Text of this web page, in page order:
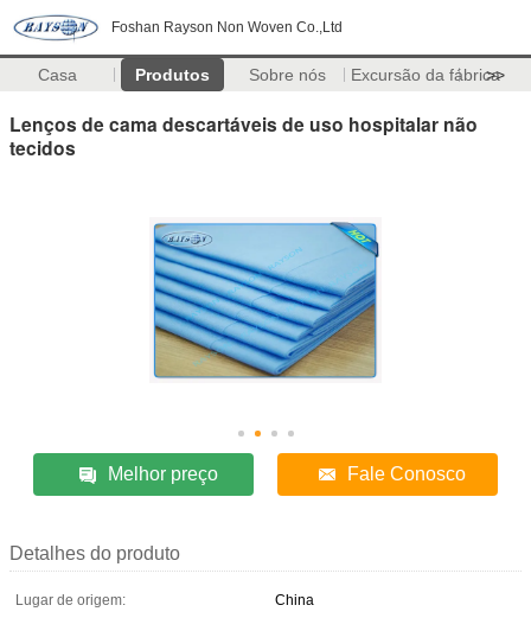
Foshan Rayson Non Woven Co.,Ltd
Casa Produtos Sobre nós Excursão da fábrica
>>
Lenços de cama descartáveis de uso hospitalar não
tecidos
Melhor preço Fale Conosco
Detalhes do produto
Lugar de origem:
China